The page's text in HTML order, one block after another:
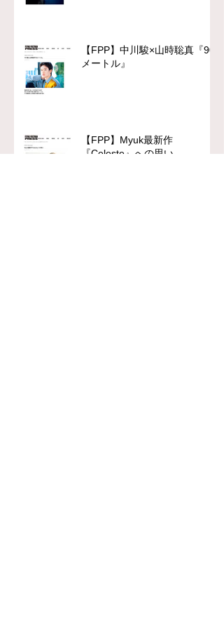
【FPP】中川駿×山時聡真『90
メートル』
【FPP】Myuk最新作
『Celeste』への思い